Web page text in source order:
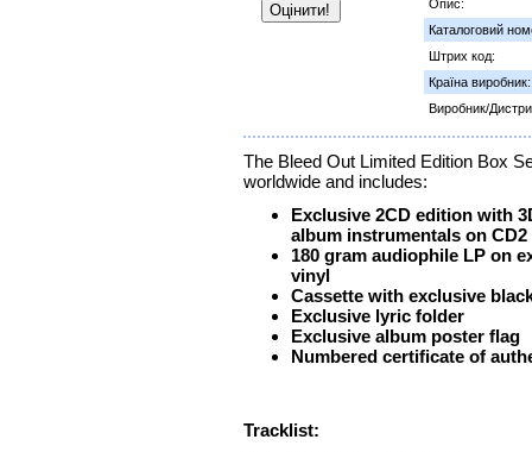
Опис:
Каталоговий
Штрих код:
Країна виробник:
Виробник/
The Bleed Out Limited Edition Box
worldwide and includes:
Exclusive 2CD edition with
album instrumentals on CD2
180 gram audiophile LP on
vinyl
Cassette with exclusive
Exclusive lyric folder
Exclusive album poster flag
Numbered certificate of
Tracklist: